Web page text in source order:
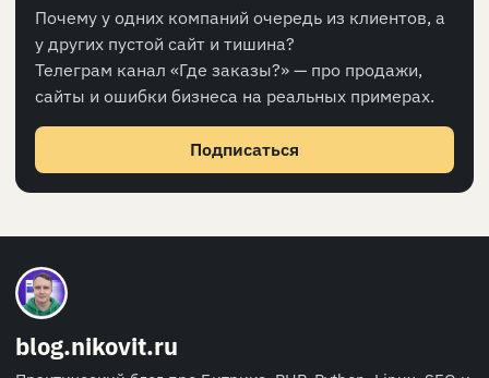
Почему у одних компаний очередь из клиентов, а
у других пустой сайт и тишина?
Телеграм канал «Где заказы?» — про продажи,
сайты и ошибки бизнеса на реальных примерах.
Подписаться
blog.nikovit.ru